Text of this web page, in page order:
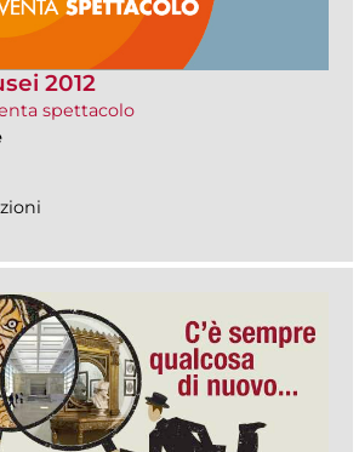
2012
spettacolo